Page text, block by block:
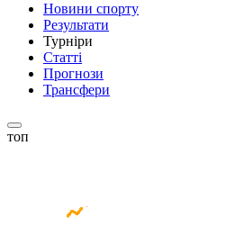
Новини спорту
Результати
Турніри
Статті
Прогнози
Трансфери
топ